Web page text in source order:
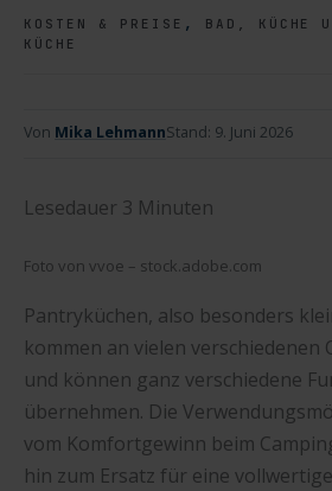
KOSTEN & PREISE , BAD, KÜCHE
KÜCHE
Von Mika LehmannStand: 9. Juni 2026
Lesedauer 3 Minuten
Foto von vvoe – stock.adobe.com
Pantryküchen, also besonders
kommen an vielen verschiedenen
und können ganz verschiedene
übernehmen. Die
vom Komfortgewinn beim
hin zum Ersatz für eine